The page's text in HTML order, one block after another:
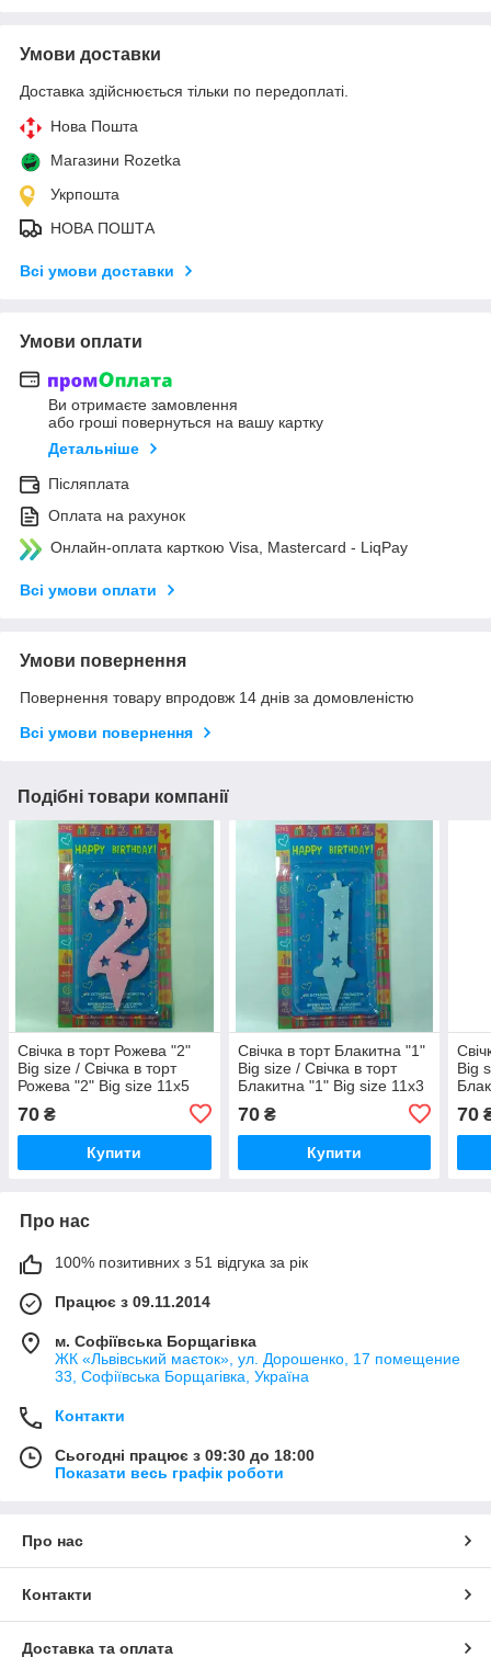
Умови доставки
Доставка здійснюється тільки по передоплаті.
Нова Пошта
Магазини Rozetka
Укрпошта
НОВА ПОШТА
Всі умови доставки
Умови оплати
Ви отримаєте замовлення
або гроші повернуться на вашу картку
Детальніше
Післяплата
Оплата на рахунок
Онлайн-оплата карткою Visa, Mastercard - LiqPay
Всі умови оплати
Умови повернення
Повернення товару впродовж 14 днів за домовленістю
Всі умови повернення
Подібні товари компанії
Свічка в торт Рожева "2"
Big size / Свічка в торт
Рожева "2" Big size 11x5
70 ₴
Купити
Свічка в торт Блакитна "1"
Big size / Свічка в торт
Блакитна "1" Big size 11x3
70₴
Купити
Big
70
Про нас
100% позитивних з 51 відгука за рік
Працює з 09.11.2014
м. Софіївська Борщагівка
ЖК «Львівський маєток», ул. Дорошенко, 17 помещение
33, Софіївська Борщагівка, Україна
Контакти
Сьогодні працює з 09:30 до 18:00
Показати весь графік роботи
Про нас
Контакти
Доставка та оплата